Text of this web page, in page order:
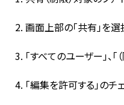
画面上部の「共有」を選
「すべてのユーザー」、
「編集を許可する」のチ